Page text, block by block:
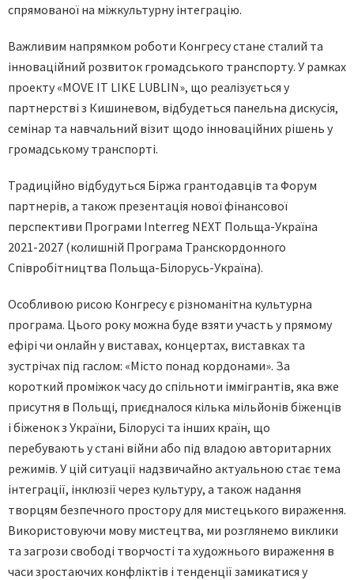
спрямованої на міжкультурну інтеграцію.
Важливим напрямком роботи Конгресу стане сталий та
інноваційний розвиток громадського транспорту. У рамках
проекту «MOVE IT LIKE LUBLIN», що реалізується у
партнерстві з Кишиневом, відбудеться панельна дискусія,
семінар та навчальний візит щодо інноваційних рішень у
громадському транспорті.
Традиційно відбудуться Біржа грантодавців та Форум
партнерів, а також презентація нової фінансової
перспективи Програми Interreg NEXT Польща-Україна
2021-2027 (колишній Програма Транскордонного
Співробітництва Польща-Білорусь-Україна).
Особливою рисою Конгресу є різноманітна культурна
програма. Цього року можна буде взяти участь у прямому
ефірі чи онлайн у виставах, концертах, виставках та
зустрічах під гаслом: «Місто понад кордонами». За
короткий проміжок часу до спільноти іммігрантів, яка вже
присутня в Польщі, приєдналося кілька мільйонів біженців
і біженок з України, Білорусі та інших країн, що
перебувають у стані війни або під владою авторитарних
режимів. У цій ситуації надзвичайно актуальною стає тема
інтеграції, інклюзії через культуру, а також надання
творцям безпечного простору для мистецького вираження.
Використовуючи мову мистецтва, ми розглянемо виклики
та загрози свободі творчості та художнього вираження в
часи зростаючих конфліктів і тенденції замикатися у